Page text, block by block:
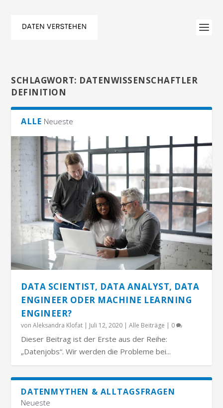
SCHLAGWORT: DATENWISSENSCHAFTLER
DEFINITION
ALLE Neueste
DATA SCIENTIST, DATA ANALYST, DATA
ENGINEER ODER MACHINE LEARNING
ENGINEER?
vonAleksandra Klofat | Juli 12, 2020 |Alle Beiträge | 0
Dieser Beitrag ist der Erste aus der Reihe:
„Datenjobs“. Wir werden die Probleme bei...
DATENMYTHEN & ALLTAGSFRAGEN
Neueste